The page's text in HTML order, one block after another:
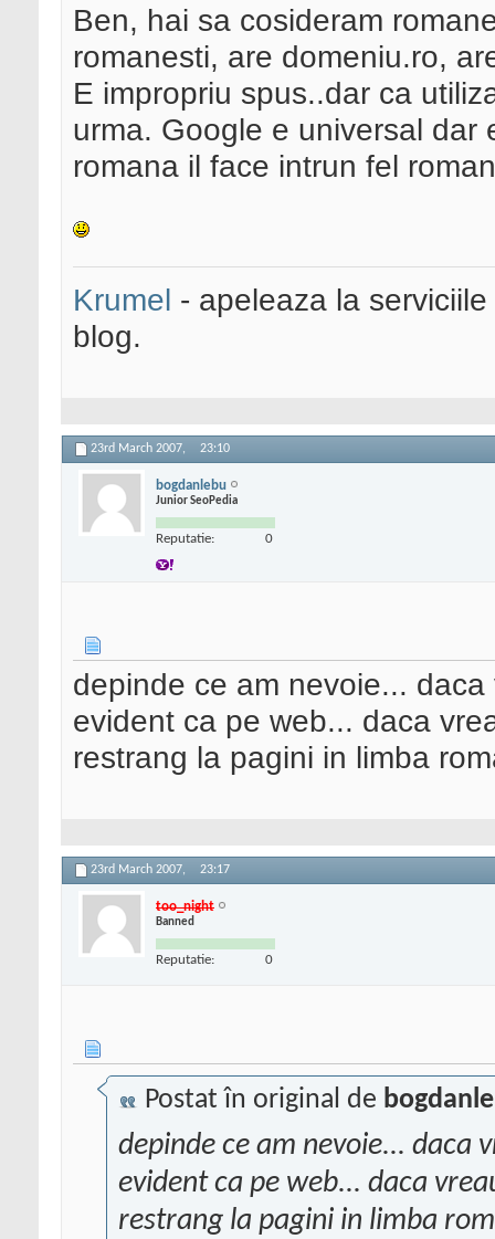
Ben, hai sa cosideram
romanesti, are domeniu.ro,
E impropriu spus..dar ca
urma. Google e universal dar
romana il face intrun fel
Krumel - apeleaza la
blog.
23rd March 2007, 23:10
bogdanlebu
Junior SeoPedia
Reputatie: 0
depinde ce am nevoie...
evident ca pe web... daca
restrang la pagini in limba
23rd March 2007, 23:17
too_night
Banned
Reputatie: 0
Postat în original de
depinde ce am nevoie... daca
evident ca pe web... daca
restrang la pagini in limba